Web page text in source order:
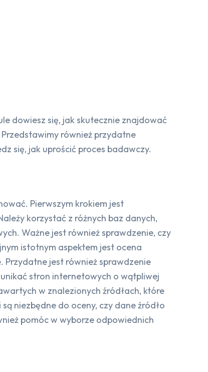
dowiesz się, jak skutecznie znajdować
również przydatne
się, jak uprościć proces badawczy.
Pierwszym krokiem jest
korzystać z różnych baz danych,
Ważne jest również sprawdzenie, czy
istotnym aspektem jest ocena
jest również sprawdzenie
stron internetowych o wątpliwej
w znalezionych źródłach, które
niezbędne do oceny, czy dane źródło
pomóc w wyborze odpowiednich